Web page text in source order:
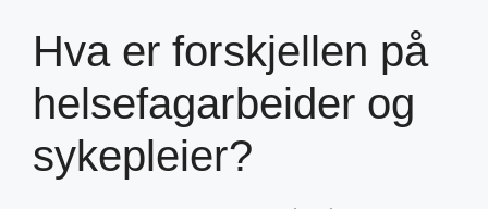
Hva er forskjellen på
helsefagarbeider og
sykepleier?